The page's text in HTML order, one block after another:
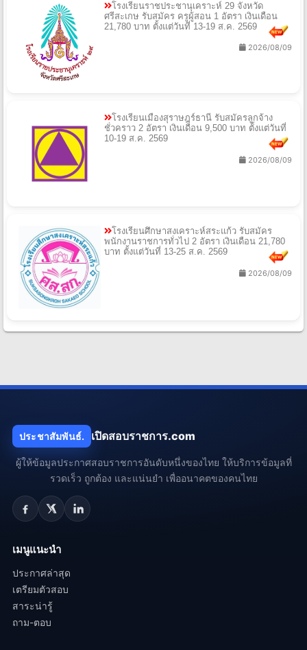
โรงเรียนราชประชานุเคราะห์ 29 จังหวัด
ศรีสะเกษ รับสมัคร ครูผู้สอน 1 อัตรา เงินเดือน
21,780 บาท ตั้งแต่วันที่ 13-19 ส.ค. 2569
2026/08/09
โรงเรียนเมืองสุราษฎร์ธานี รับสมัครลูกจ้าง
ชั่วคราว 2 อัตรา เงินเดือน 9,500 บาท ตั้งแต่วันที่
10-19 ส.ค. 2569
2026/08/09
โรงเรียนศึกษาสงเคราะห์สระแก้ว รับสมัคร
พนักงานราชการทั่วไป 2 อัตรา เงินเดือน 21,780
บาท ตั้งแต่วันที่ 13-25 ส.ค. 2569
2026/08/09
ประชาสัมพันธ์. เปิดสอบราชการ.com
ผู้ให้ข้อมูลประกาศสอบราชการอันดับหนึ่งของไทย ให้บริการข้อมูลที่
รวดเร็ว ถูกต้อง และแน่นยำ เพื่ออนาคตของคนไทย
เมนูแนะนำ
ประกาศล่าสุด
เตรียมตัวสอบ
สาระน่ารู้
ถาม-ตอบ